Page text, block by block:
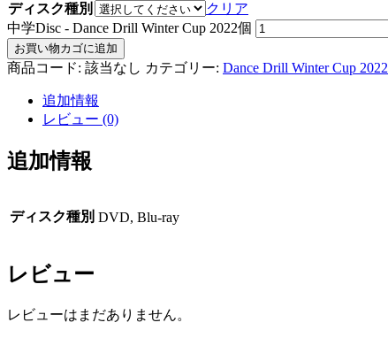
ディスク種別
クリア
中学Disc - Dance Drill Winter Cup 2022個
お買い物カゴに追加
商品コード: 該当なし カテゴリー: Dance Drill Winter Cup 2022
追加情報
レビュー (0)
追加情報
ディスク種別 DVD, Blu-ray
レビュー
レビューはまだありません。